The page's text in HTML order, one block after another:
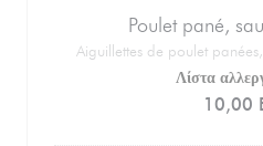
Poulet pané,
Aiguillettes de poulet
Λίστα
10,00